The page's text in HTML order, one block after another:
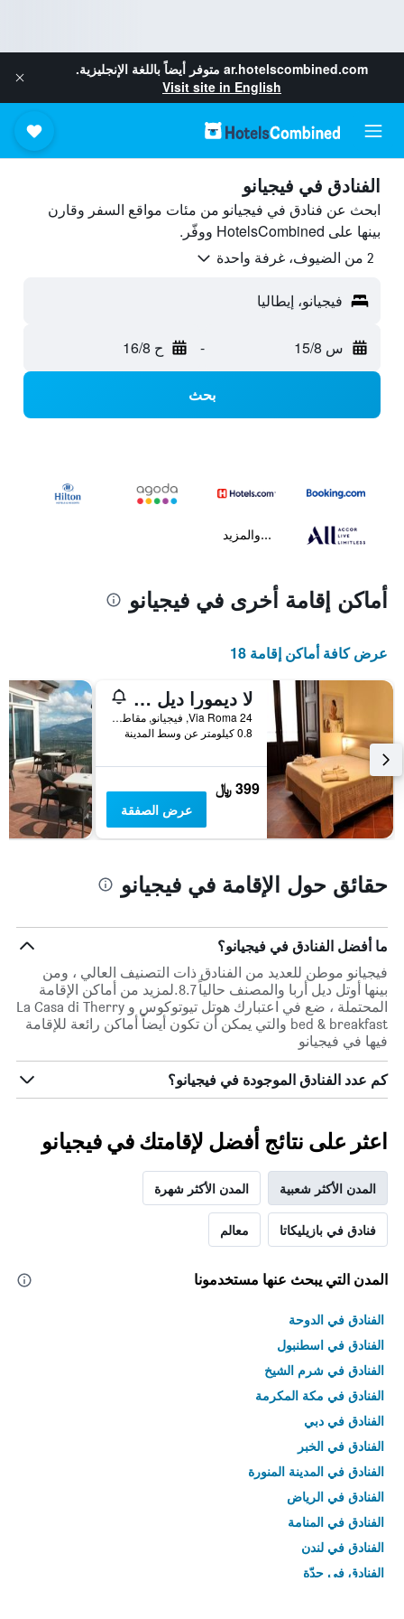
ar.hotelscombined.com متوفر أيضاً باللغة الإنجليزية.
Visit site in English
الفنادق في فيجيانو
ابحث عن فنادق في فيجيانو من مئات مواقع السفر وقارن
بينها على HotelsCombined ووفّر.
2 من الضيوف، غرفة واحدة
فيجيانو، إيطاليا
س 15/8 - ح 16/8
بحث
...والمزيد
أماكن إقامة أخرى في فيجيانو
عرض كافة أماكن إقامة 18
لا ديمورا ديل ميوزيكانت بد آند بريكفاست هوم جاليري
Via Roma 24, فيجيانو, مقاطعة بوتنسا, إيطاليا
0.8 كيلومتر عن وسط المدينة
399 ﷼
عرض الصفقة
حقائق حول الإقامة في فيجيانو
ما أفضل الفنادق في فيجيانو؟
فيجيانو موطن للعديد من الفنادق ذات التصنيف العالي ، ومن
بينها أوتل ديل أربا والمصنف حالياً 8.7.لمزيد من أماكن الإقامة
المحتملة ، ضع في اعتبارك هوتل تيوتوكوس و La Casa di Therry
bed & breakfast والتي يمكن أن تكون أيضاً أماكن رائعة للإقامة
فيها في فيجيانو
كم عدد الفنادق الموجودة في فيجيانو؟
اعثر على نتائج أفضل لإقامتك في فيجيانو
المدن الأكثر شعبية المدن الأكثر شهرة
فنادق في بازيليكاتا معالم
المدن التي يبحث عنها مستخدمونا
الفنادق في الدوحة
الفنادق في اسطنبول
الفنادق في شرم الشيخ
الفنادق في مكة المكرمة
الفنادق في دبي
الفنادق في الخبر
الفنادق في المدينة المنورة
الفنادق في الرياض
الفنادق في المنامة
الفنادق في لندن
الفنادق في جدّة